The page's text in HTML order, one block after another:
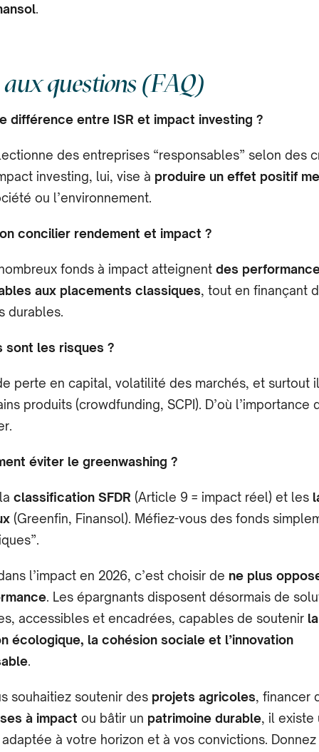
.
questions (FAQ)
différence entre ISR et impact investing ?
des entreprises “responsables” selon des
investing, lui, vise à produire un effet positif
ou l’environnement.
concilier rendement et impact ?
fonds à impact atteignent des
aux placements classiques, tout en finançant
durables.
sont les risques ?
perte en capital, volatilité des marchés, et surtout
produits (crowdfunding, SCPI). D’où l’importance
éviter le greenwashing ?
classification SFDR (Article 9 = impact réel) et les
(Greenfin, Finansol). Méfiez-vous des fonds
l’impact en 2026, c’est choisir de ne plus
. Les épargnants disposent désormais de
accessibles et encadrées, capables de soutenir la
écologique, la cohésion sociale et l’innovation
.
souhaitiez soutenir des projets agricoles, financer
à impact ou bâtir un patrimoine durable, il existe
à votre horizon et à vos convictions. Donnez